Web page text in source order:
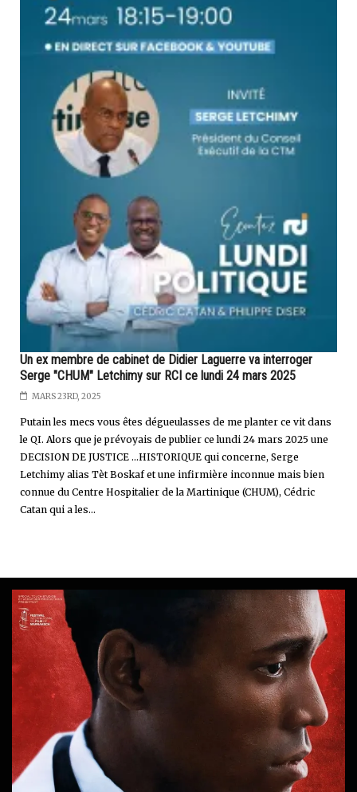
Un ex membre de cabinet de Didier Laguerre va interroger
Serge "CHUM" Letchimy sur RCI ce lundi 24 mars 2025
MARS 23RD, 2025
Putain les mecs vous êtes dégueulasses de me planter ce vit dans
le QI. Alors que je prévoyais de publier ce lundi 24 mars 2025 une
DECISION DE JUSTICE ...HISTORIQUE qui concerne, Serge
Letchimy alias Tèt Boskaf et une infirmière inconnue mais bien
connue du Centre Hospitalier de la Martinique (CHUM), Cédric
Catan qui a les...